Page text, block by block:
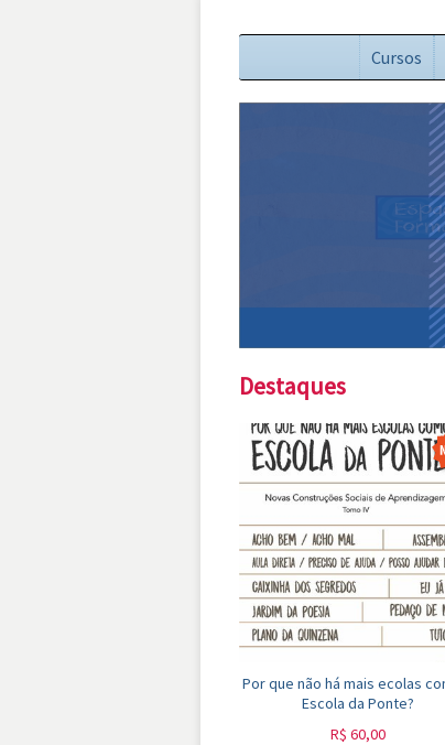
Cursos
Destaques
Por que não há mais ecolas
Escola da Ponte?
R$ 60,00